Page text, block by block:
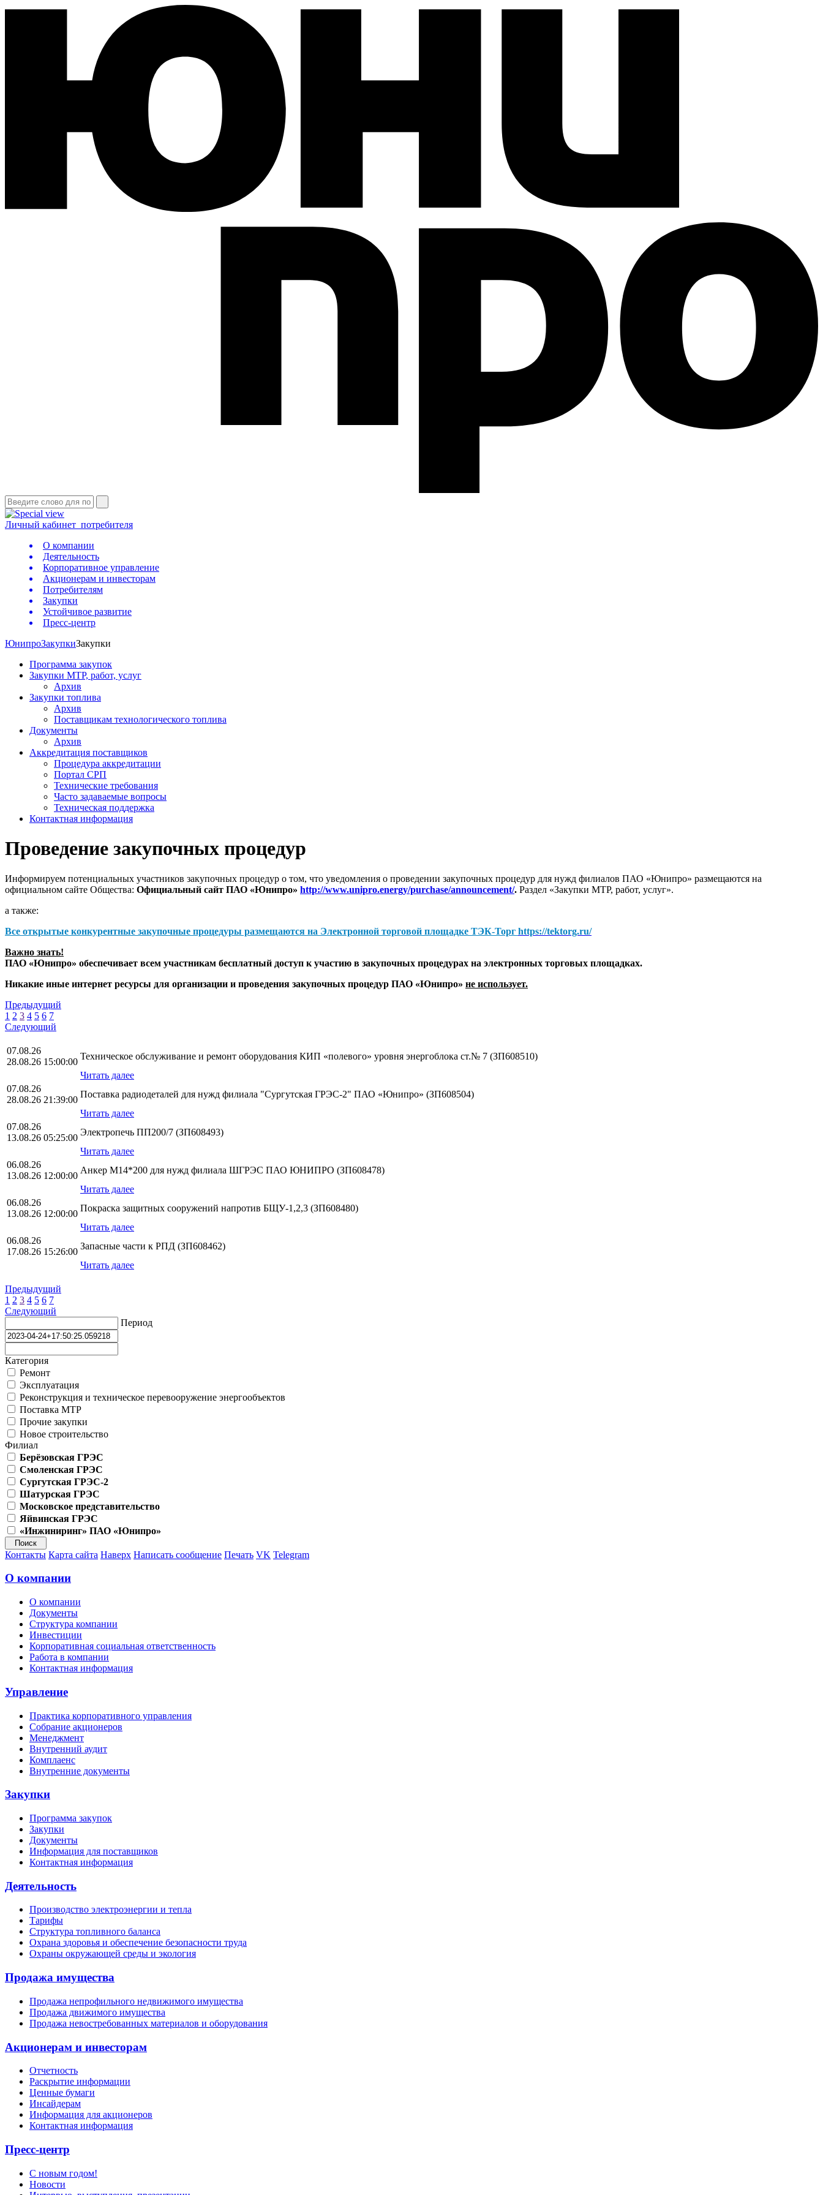
Личный кабинет потребителя
О компании
Деятельность
Корпоративное управление
Акционерам и инвесторам
Потребителям
Закупки
Устойчивое развитие
Пресс-центр
ЮнипроЗакупкиЗакупки
Программа закупок
Закупки МТР, работ, услуг
Архив
Закупки топлива
Архив
Поставщикам технологического топлива
Документы
Архив
Аккредитация поставщиков
Процедура аккредитации
Портал СРП
Технические требования
Часто задаваемые вопросы
Техническая поддержка
Контактная информация
Проведение закупочных процедур
Информируем потенциальных участников закупочных процедур о том, что уведомления о проведении закупочных процедур для нужд филиалов ПАО «Юнипро» размещаются на
официальном сайте Общества: Официальный сайт ПАО «Юнипро» http://www.unipro.energy/purchase/announcement/. Раздел «Закупки МТР, работ, услуг».
а также:
Все открытые конкурентные закупочные процедуры размещаются на Электронной торговой площадке ТЭК-Торг https://tektorg.ru/
Важно знать!
ПАО «Юнипро» обеспечивает всем участникам бесплатный доступ к участию в закупочных процедурах на электронных торговых площадках.
Никакие иные интернет ресурсы для организации и проведения закупочных процедур ПАО «Юнипро» не использует.
Предыдущий
1 2 3 4 5 6 7
Следующий
07.08.26
28.08.26 15:00:00
Техническое обслуживание и ремонт оборудования КИП «полевого» уровня энергоблока ст.№ 7 (ЗП608510)
Читать далее
07.08.26
28.08.26 21:39:00
Поставка радиодеталей для нужд филиала "Сургутская ГРЭС-2" ПАО «Юнипро» (ЗП608504)
Читать далее
07.08.26
13.08.26 05:25:00
Электропечь ПП200/7 (ЗП608493)
Читать далее
06.08.26
13.08.26 12:00:00
Анкер М14*200 для нужд филиала ШГРЭС ПАО ЮНИПРО (ЗП608478)
Читать далее
06.08.26
13.08.26 12:00:00
Покраска защитных сооружений напротив БЩУ-1,2,3 (ЗП608480)
Читать далее
06.08.26
17.08.26 15:26:00
Запасные части к РПД (ЗП608462)
Читать далее
Предыдущий
1 2 3 4 5 6 7
Следующий
Период
Категория
Ремонт
Эксплуатация
Реконструкция и техническое перевооружение энергообъектов
Поставка МТР
Прочие закупки
Новое строительство
Филиал
Берёзовская ГРЭС
Смоленская ГРЭС
Сургутская ГРЭС-2
Шатурская ГРЭС
Московское представительство
Яйвинская ГРЭС
«Инжиниринг» ПАО «Юнипро»
Контакты Карта сайта Наверх Написать сообщение Печать VK Telegram
О компании
О компании
Документы
Структура компании
Инвестиции
Корпоративная социальная ответственность
Работа в компании
Контактная информация
Управление
Практика корпоративного управления
Собрание акционеров
Менеджмент
Внутренний аудит
Комплаенс
Внутренние документы
Закупки
Программа закупок
Закупки
Документы
Информация для поставщиков
Контактная информация
Деятельность
Производство электроэнергии и тепла
Тарифы
Структура топливного баланса
Охрана здоровья и обеспечение безопасности труда
Охраны окружающей среды и экология
Продажа имущества
Продажа непрофильного недвижимого имущества
Продажа движимого имущества
Продажа невостребованных материалов и оборудования
Акционерам и инвесторам
Отчетность
Раскрытие информации
Ценные бумаги
Инсайдерам
Информация для акционеров
Контактная информация
Пресс-центр
С новым годом!
Новости